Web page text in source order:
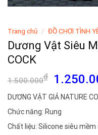
Trang chủ / ĐỒ CHƠI TÌNH
Dương Vật Siêu
COCK
1.500.000₫
Giá
gốc
là:
DƯƠNG VẬT GIẢ NATURE
Chức năng: Rung
Chất liệu: Silicone siêu mềm